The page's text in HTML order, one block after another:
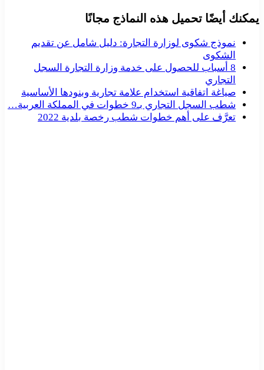
يمكنك أيضًا تحميل هذه النماذج مجانًا
نموذج شكوى لوزارة التجارة: دليل شامل عن تقديم
الشكوى
8 أسباب للحصول على خدمة وزارة التجارة السجل
التجاري
صياغة اتفاقية استخدام علامة تجارية وبنودها الأساسية
شطب السجل التجاري بـ9 خطوات في المملكة العربية…
تعرَّف على أهم خطوات شطب رخصة بلدية 2022